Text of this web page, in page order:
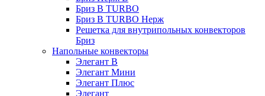
Бриз В TURBO
Бриз В TURBO Нерж
Решетка для внутрипольных конвекторов
Бриз
Напольные конвекторы
Элегант В
Элегант Мини
Элегант Плюс
Элегант